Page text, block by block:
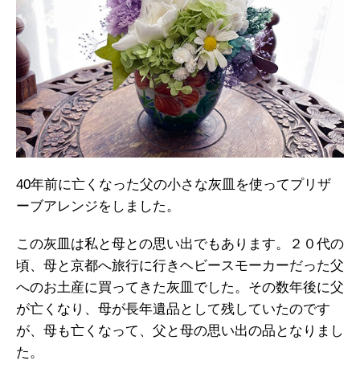
40年前に亡くなった父の小さな灰皿を使ってプリザ
ーブアレンジをしました。
この灰皿は私と母との思い出でもあります。２０代の
頃、母と京都へ旅行に行きヘビースモーカーだった父
へのお土産に買ってきた灰皿でした。その数年後に父
が亡くなり、母が長年遺品として残していたのです
が、母も亡くなって、父と母の思い出の品となりまし
た。